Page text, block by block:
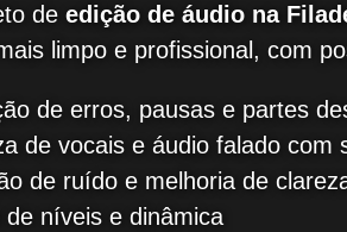
de edição de áudio na
limpo e profissional, com
de erros, pausas e partes
de vocais e áudio falado com
de ruído e melhoria de
de níveis e dinâmica